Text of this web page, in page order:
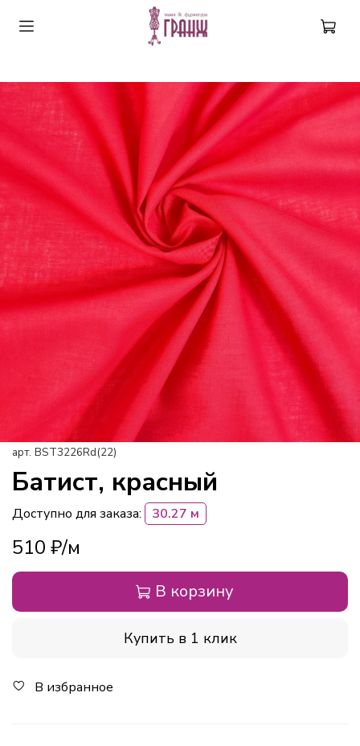
арт. BST3226Rd(22)
Батист, красный
Доступно для заказа: 30.27 м
510 ₽
В корзину
Купить в 1 клик
В избранное